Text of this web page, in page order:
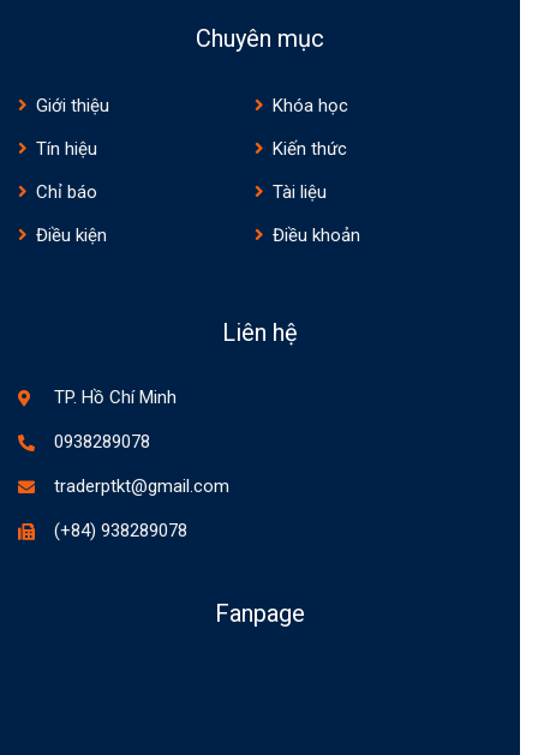
Chuyên mục
Giới thiệu
Khóa học
Tín hiệu
Kiến thức
Chỉ báo
Tài liệu
Điều kiện
Điều khoản
Liên hệ
TP. Hồ Chí Minh
0938289078
traderptkt@gmail.com
(+84) 938289078
Fanpage